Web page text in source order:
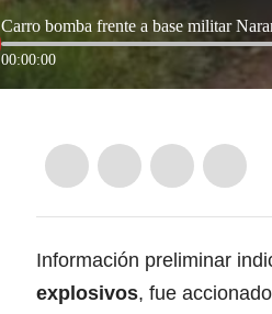
Carro bomba frente a base militar
00:00:00
Información preliminar
explosivos, fue